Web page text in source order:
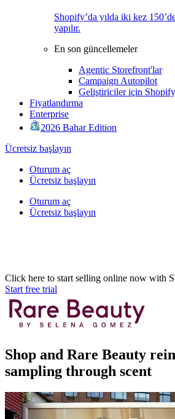
Shopify’da yılda iki kez
yapılır.
En son güncellemeler
Agentic Storefront'lar
Campaign Autopilot
Geliştiriciler için
Fiyatlandırma
Enterprise
2026 Bahar Edition
Ücretsiz başlayın
Oturum aç
Ücretsiz başlayın
Oturum aç
Ücretsiz başlayın
Click here to start selling online now with
Start free trial
Shop and Rare Beauty
sampling through scent